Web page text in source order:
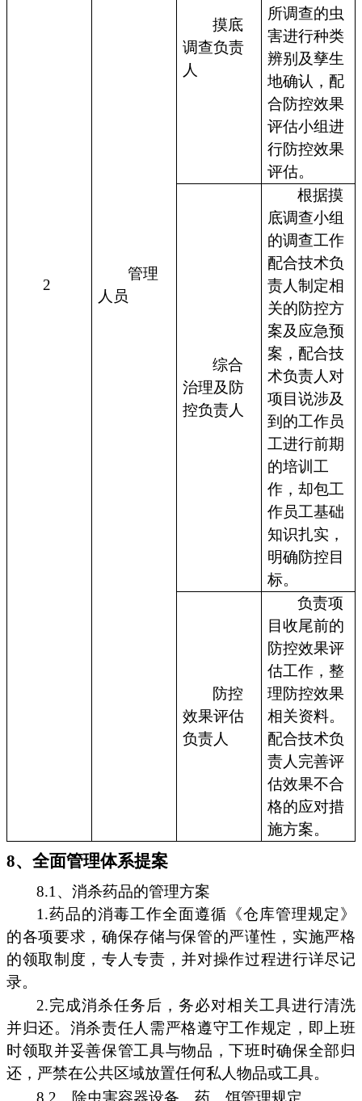
2
管理
人员
摸底
调查负责
人
所调查的虫
害进行种类
辨别及孳生
地确认，配
合防控效果
评估小组进
行防控效果
评估。
综合
治理及防
控负责人
根据摸
底调查小组
的调查工作
配合技术负
责人制定相
关的防控方
案及应急预
案，配合技
术负责人对
项目说涉及
到的工作员
工进行前期
的培训工
作，却包工
作员工基础
知识扎实，
明确防控目
标。
防控
效果评估
负责人
负责项
目收尾前的
防控效果评
估工作，整
理防控效果
相关资料。
配合技术负
责人完善评
估效果不合
格的应对措
施方案。
8、全面管理体系提案
8.1、消杀药品的管理方案
1.药品的消毒工作全面遵循《仓库管理规定》
的各项要求，确保存储与保管的严谨性，实施严格
的领取制度，专人专责，并对操作过程进行详尽记
录。
2.完成消杀任务后，务必对相关工具进行清洗
并归还。消杀责任人需严格遵守工作规定，即上班
时领取并妥善保管工具与物品，下班时确保全部归
还，严禁在公共区域放置任何私人物品或工具。
8.2、除虫害容器设备、药、饵管理规定